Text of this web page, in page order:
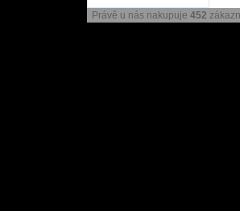
Právě u nás nakupuje 452